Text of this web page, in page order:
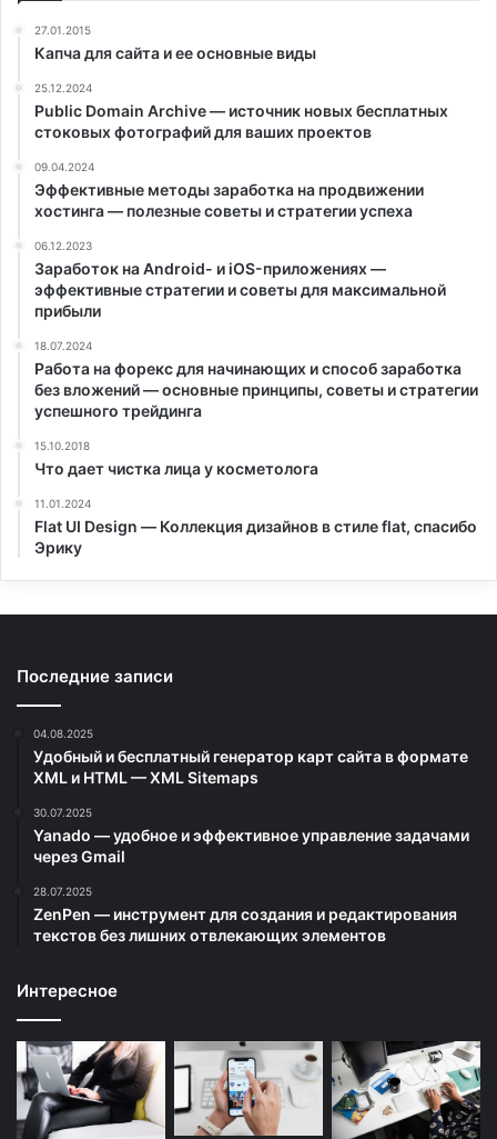
27.01.2015
Капча для сайта и ее основные виды
25.12.2024
Public Domain Archive — источник новых бесплатных
стоковых фотографий для ваших проектов
09.04.2024
Эффективные методы заработка на продвижении
хостинга — полезные советы и стратегии успеха
06.12.2023
Заработок на Android- и iOS-приложениях —
эффективные стратегии и советы для максимальной
прибыли
18.07.2024
Работа на форекс для начинающих и способ заработка
без вложений — основные принципы, советы и стратегии
успешного трейдинга
15.10.2018
Что дает чистка лица у косметолога
11.01.2024
Flat UI Design — Коллекция дизайнов в стиле flat, спасибо
Эрику
Последние записи
04.08.2025
Удобный и бесплатный генератор карт сайта в формате
XML и HTML — XML Sitemaps
30.07.2025
Yanado — удобное и эффективное управление задачами
через Gmail
28.07.2025
ZenPen — инструмент для создания и редактирования
текстов без лишних отвлекающих элементов
Интересное